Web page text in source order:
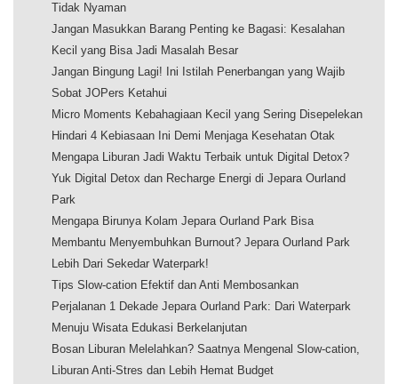
Tidak Nyaman
Jangan Masukkan Barang Penting ke Bagasi: Kesalahan
Kecil yang Bisa Jadi Masalah Besar
Jangan Bingung Lagi! Ini Istilah Penerbangan yang Wajib
Sobat JOPers Ketahui
Micro Moments Kebahagiaan Kecil yang Sering Disepelekan
Hindari 4 Kebiasaan Ini Demi Menjaga Kesehatan Otak
Mengapa Liburan Jadi Waktu Terbaik untuk Digital Detox?
Yuk Digital Detox dan Recharge Energi di Jepara Ourland
Park
Mengapa Birunya Kolam Jepara Ourland Park Bisa
Membantu Menyembuhkan Burnout? Jepara Ourland Park
Lebih Dari Sekedar Waterpark!
Tips Slow-cation Efektif dan Anti Membosankan
Perjalanan 1 Dekade Jepara Ourland Park: Dari Waterpark
Menuju Wisata Edukasi Berkelanjutan
Bosan Liburan Melelahkan? Saatnya Mengenal Slow-cation,
Liburan Anti-Stres dan Lebih Hemat Budget